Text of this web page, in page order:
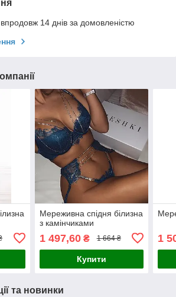
14 днів за домовленістю
Мереживна спідня білизна
з камінчиками
1 497,60₴ 1 664 ₴
Купити
1
та новинки